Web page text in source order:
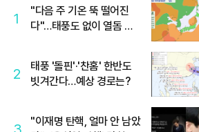
1
"다음 주 기온 뚝 떨어진
다"…태풍도 없이 열돔 박
2
태풍 '돌핀'·'찬홈' 한반도
빗겨간다…예상 경로는?
"이재명 탄핵, 얼마 안 남았